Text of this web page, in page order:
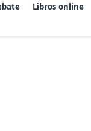
Libros online